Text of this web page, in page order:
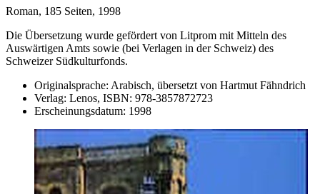
Roman, 185 Seiten, 1998
Die Übersetzung wurde gefördert von Litprom mit Mitteln des
Auswärtigen Amts sowie (bei Verlagen in der Schweiz) des
Schweizer Südkulturfonds.
Originalsprache: Arabisch, übersetzt von Hartmut Fähndrich
Verlag: Lenos, ISBN: 978-3857872723
Erscheinungsdatum: 1998